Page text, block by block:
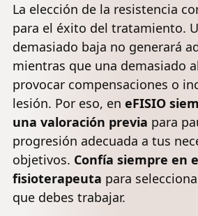
La elección de la resistencia
para el éxito del tratamiento.
demasiado baja no generará
mientras que una demasiado
provocar compensaciones o
lesión. Por eso, en eFISIO
una valoración previa para
progresión adecuada a tus
objetivos. Confía siempre en
fisioterapeuta para
que debes trabajar.